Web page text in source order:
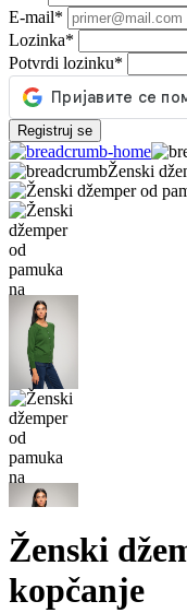
E-mail*
Lozinka*
Potvrdi lozinku*
Registruj se
Ženski
Ženski
kopčanje